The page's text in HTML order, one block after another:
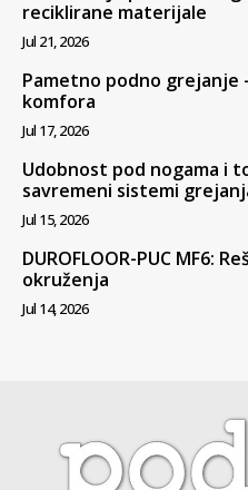
reciklirane materijale
Jul 21, 2026
Pametno podno grejanje
komfora
Jul 17, 2026
Udobnost pod nogama i
savremeni sistemi
Jul 15, 2026
DUROFLOOR-PUC MF6:
okruženja
Jul 14, 2026